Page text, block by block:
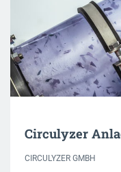
Circulyzer
CIRCULYZER GMBH